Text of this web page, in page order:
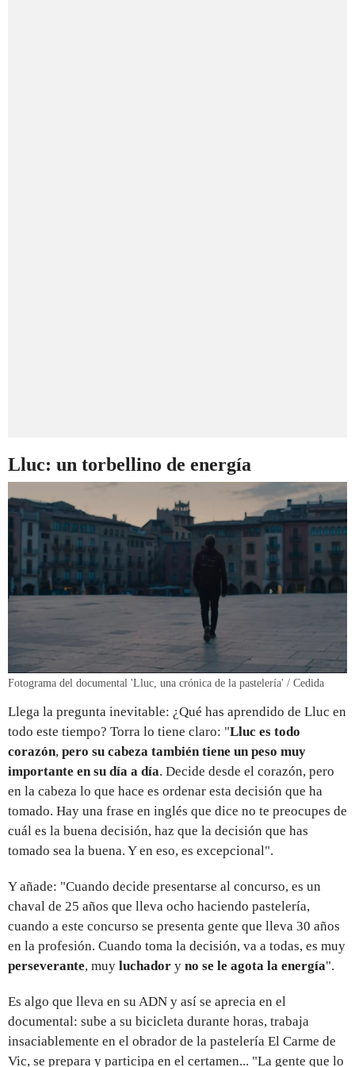
Lluc: un torbellino de energía
Fotograma del documental 'Lluc, una crónica de la pastelería' / Cedida
Llega la pregunta inevitable: ¿Qué has aprendido de Lluc en
todo este tiempo? Torra lo tiene claro: "Lluc es todo
corazón, pero su cabeza también tiene un peso muy
importante en su día a día. Decide desde el corazón, pero
en la cabeza lo que hace es ordenar esta decisión que ha
tomado. Hay una frase en inglés que dice no te preocupes de
cuál es la buena decisión, haz que la decisión que has
tomado sea la buena. Y en eso, es excepcional".
Y añade: "Cuando decide presentarse al concurso, es un
chaval de 25 años que lleva ocho haciendo pastelería,
cuando a este concurso se presenta gente que lleva 30 años
en la profesión. Cuando toma la decisión, va a todas, es muy
perseverante, muy luchador y no se le agota la energía".
Es algo que lleva en su ADN y así se aprecia en el
documental: sube a su bicicleta durante horas, trabaja
insaciablemente en el obrador de la pastelería El Carme de
Vic, se prepara y participa en el certamen... "La gente que lo